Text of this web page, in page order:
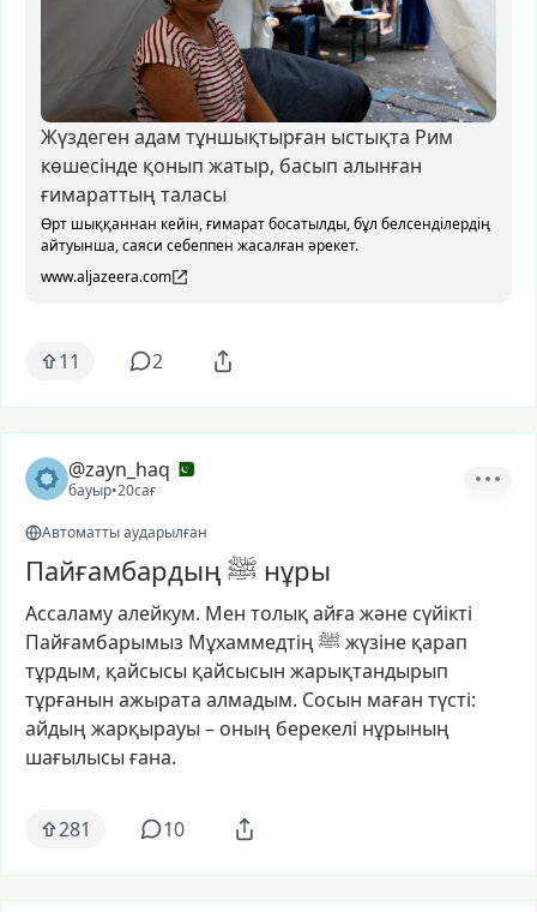
Жүздеген адам тұншықтырған ыстықта Рим
көшесінде қонып жатыр, басып алынған
ғимараттың таласы
Өрт шыққаннан кейін, ғимарат босатылды, бұл белсенділердің
айтуынша, саяси себеппен жасалған әрекет.
www.aljazeera.com
11 2
@zayn_haq
бауыр•20сағ
Автоматты аударылған
Пайғамбардың ﷺ нұры
Ассаламуалейкум. Мен толықайға және сүйікті
Пайғамбарымыз Мұхаммедтің ﷺ жүзіне қарап
тұрдым, қайсысы қайсысын жарықтандырып
тұрғанын ажырата алмадым. Сосын маған түсті:
айдың жарқырауы – оның берекелі нұрының
шағылысы ғана.
281 10